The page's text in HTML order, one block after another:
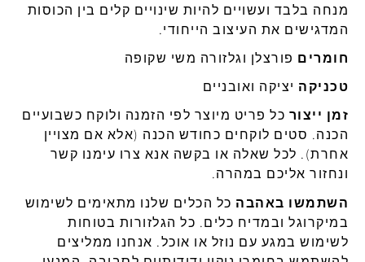
מנחה בלבד ועשויים להיות שינויים קלים בין הכוסות
המדגישים את העיצוב הייחודי.
חומרים פורצלן וגלזורה משי שקופה
טכניקה יציקה ואובניים
זמן ייצור כל פריט מיוצר לפי הזמנה ולוקח כשבועיים
הכנה. סטים לוקחים כחודש הכנה (אלא אם מצויין
אחרת). לכל שאלה או בקשה אנא צרו עימנו קשר
ונחזור אליכם במהרה.
השתמשו באהבה כל הכלים שלנו מתאימים לשימוש
במיקרוגל ובמדיח כלים. כל הגלזורות בטוחות
לשימוש במגע עם נוזל או אוכל. אנחנו ממליצים